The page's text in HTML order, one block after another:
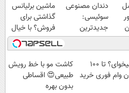
دندان مصنوعی
سوئیسی:
جدیدترین
فناوری اروپا،
سبک و مقاوم |
پرداخت قسطی
ماشین برلیانس
گذاشتی برای
فروش؟ با خیال
راحت بفروش
طلا میخوای؟ تا 100
وام فوری خرید
کاشت مو با خط رویش
طبیعی😍 اقساطی
بدون بهره